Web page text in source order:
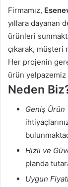
Firmamız,
yıllara dayanan
ürünleri
çıkarak, müşteri
Her projenin
ürün yelpazemiz
Neden
Geniş Ürün
Hızlı ve
planda
Uygun